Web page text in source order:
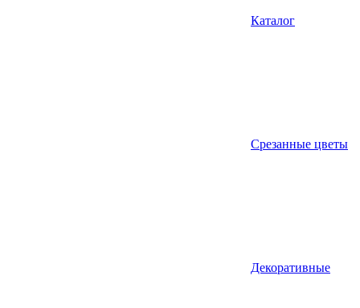
Каталог
Срезанные цветы
Декоративные